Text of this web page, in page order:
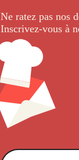
Ne ratez pas nos
Inscrivez-vous à